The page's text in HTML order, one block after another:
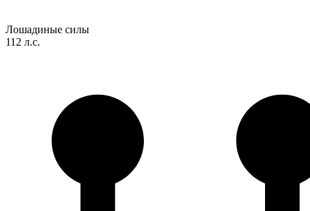
Лошадиные силы
112 л.с.